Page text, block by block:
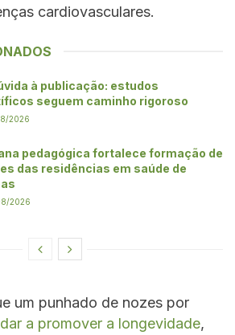
cardiovasculares.
à publicação: estudos
seguem caminho rigoroso
2026
pedagógica fortalece formação de
das residências em saúde de
2026
um punhado de nozes por
a promover a longevidade,